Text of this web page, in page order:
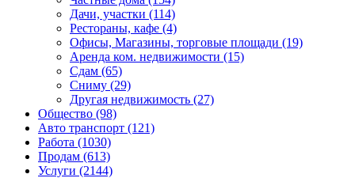
Дачи, участки (114)
Рестораны, кафе (4)
Офисы, Магазины, торговые площади (19)
Аренда ком. недвижимости (15)
Сдам (65)
Сниму (29)
Другая недвижимость (27)
Общество (98)
Авто транспорт (121)
Работа (1030)
Продам (613)
Услуги (2144)